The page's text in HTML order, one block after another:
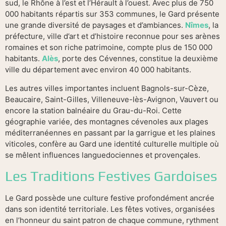
sud, le Rhône à l’est et l’Hérault à l’ouest. Avec plus de 750
000 habitants répartis sur 353 communes, le Gard présente
une grande diversité de paysages et d’ambiances. Nîmes, la
préfecture, ville d’art et d’histoire reconnue pour ses arènes
romaines et son riche patrimoine, compte plus de 150 000
habitants. Alès, porte des Cévennes, constitue la deuxième
ville du département avec environ 40 000 habitants.
Les autres villes importantes incluent Bagnols-sur-Cèze,
Beaucaire, Saint-Gilles, Villeneuve-lès-Avignon, Vauvert ou
encore la station balnéaire du Grau-du-Roi. Cette
géographie variée, des montagnes cévenoles aux plages
méditerranéennes en passant par la garrigue et les plaines
viticoles, confère au Gard une identité culturelle multiple où
se mêlent influences languedociennes et provençales.
Les Traditions Festives Gardoises
Le Gard possède une culture festive profondément ancrée
dans son identité territoriale. Les fêtes votives, organisées
en l’honneur du saint patron de chaque commune, rythment